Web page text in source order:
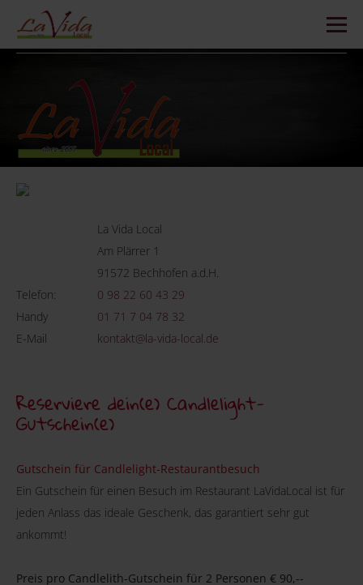
La Vida Local
Am Plärrer 1
91572 Bechhofen a.d.H.
Telefon:
0 98 22 60 43 29
Handy
01 71 7 04 78 32
E-Mail
kontakt@la-vida-local.de
Reserviere dein(e) Candlelight-
Gutschein(e)
Gutschein für Candlelight-Restaurantbesuch
Ein Gutschein für einen Besuch im Restaurant LaVidaLocal ist für
jeden Anlass das ideale Geschenk, das garantiert sehr gut
ankommt!
Preis pro Candlelith-Gutschein für 2 Personen € 90,--